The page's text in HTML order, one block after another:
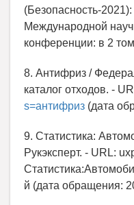
(Безопасность-2021):
Международной
конференции: в 2
8. Антифриз /
каталог отходов. -
s=антифриз (дата
9. Статистика:
Рукэксперт. - URL:
й (дата обращения: